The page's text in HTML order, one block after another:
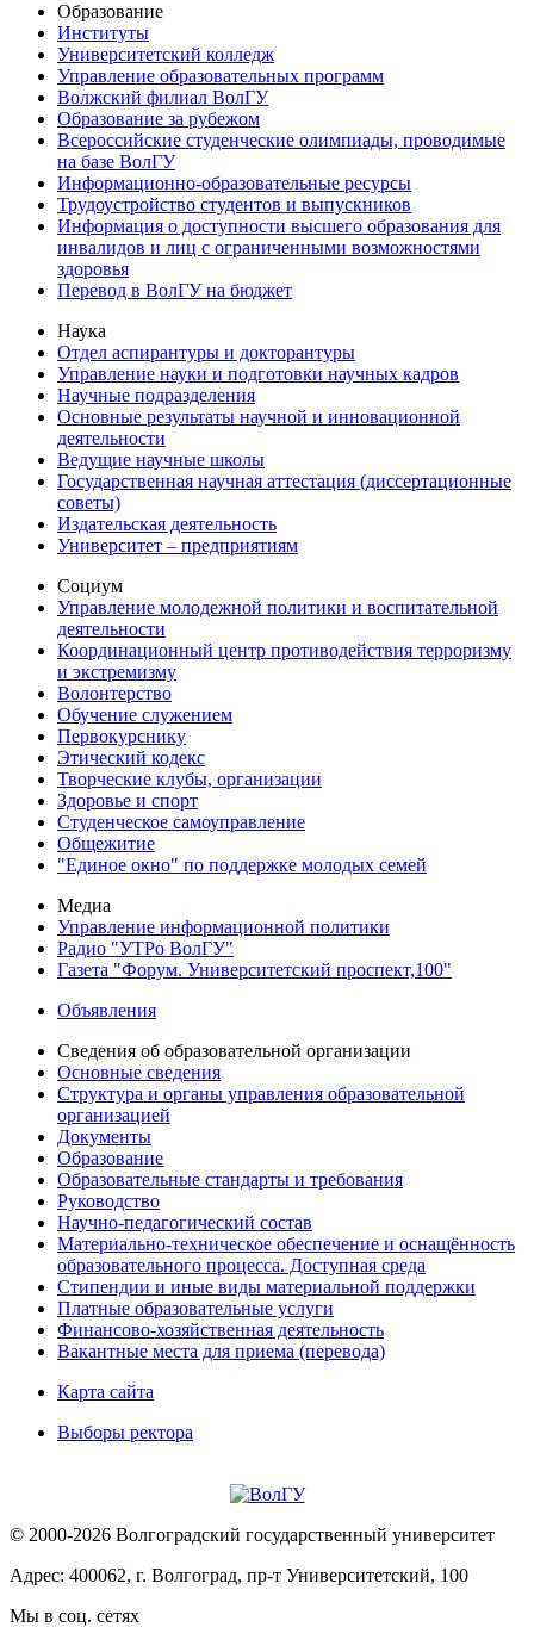
Образование
Институты
Университетский колледж
Управление образовательных программ
Волжский филиал ВолГУ
Образование за рубежом
Всероссийские студенческие олимпиады, проводимые
на базе ВолГУ
Информационно-образовательные ресурсы
Трудоустройство студентов и выпускников
Информация о доступности высшего образования для
инвалидов и лиц с ограниченными возможностями
здоровья
Перевод в ВолГУ на бюджет
Наука
Отдел аспирантуры и докторантуры
Управление науки и подготовки научных кадров
Научные подразделения
Основные результаты научной и инновационной
деятельности
Ведущие научные школы
Государственная научная аттестация (диссертационные
советы)
Издательская деятельность
Университет – предприятиям
Социум
Управление молодежной политики и воспитательной
деятельности
Координационный центр противодействия терроризму
и экстремизму
Волонтерство
Обучение служением
Первокурснику
Этический кодекс
Творческие клубы, организации
Здоровье и спорт
Студенческое самоуправление
Общежитие
"Единое окно" по поддержке молодых семей
Медиа
Управление информационной политики
Радио "УТРо ВолГУ"
Газета "Форум. Университетский проспект,100"
Объявления
Сведения об образовательной организации
Основные сведения
Структура и органы управления образовательной
организацией
Документы
Образование
Образовательные стандарты и требования
Руководство
Научно-педагогический состав
Материально-техническое обеспечение и оснащённость
образовательного процесса. Доступная среда
Стипендии и иные виды материальной поддержки
Платные образовательные услуги
Финансово-хозяйственная деятельность
Вакантные места для приема (перевода)
Карта сайта
Выборы ректора
© 2000-2026 Волгоградский государственный университет
Адрес: 400062, г. Волгоград, пр-т Университетский, 100
Мы в соц. сетях